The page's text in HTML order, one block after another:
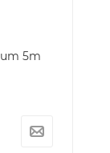
5m